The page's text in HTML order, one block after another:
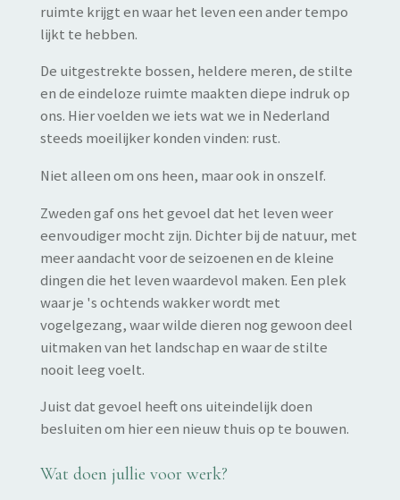
ruimte krijgt en waar het leven een ander tempo
lijkt te hebben.
De uitgestrekte bossen, heldere meren, de stilte
en de eindeloze ruimte maakten diepe indruk op
ons. Hier voelden we iets wat we in Nederland
steeds moeilijker konden vinden: rust.
Niet alleen om ons heen, maar ook in onszelf.
Zweden gaf ons het gevoel dat het leven weer
eenvoudiger mocht zijn. Dichter bij de natuur, met
meer aandacht voor de seizoenen en de kleine
dingen die het leven waardevol maken. Een plek
waar je 's ochtends wakker wordt met
vogelgezang, waar wilde dieren nog gewoon deel
uitmaken van het landschap en waar de stilte
nooit leeg voelt.
Juist dat gevoel heeft ons uiteindelijk doen
besluiten om hier een nieuw thuis op te bouwen.
Wat doen jullie voor werk?